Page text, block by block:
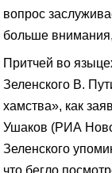
вопрос
больше
Притчей во
Зеленского В.
хамства», как
Ушаков (РИА
Зеленского
что бегло